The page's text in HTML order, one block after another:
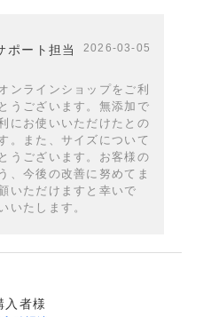
ポート担当 2026-03-05
ンラインショップをご利
うございます。無添加で
にお使いいただけたとの
。また、サイズについて
うございます。お客様の
、今後の改善に努めてま
いただけますと幸いで
いたします。
入者様